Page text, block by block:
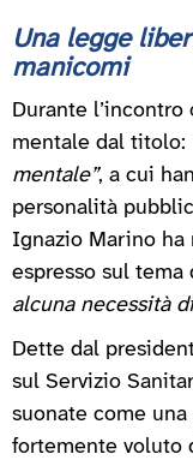
Una legge
manicomi
Durante
mentale dal titolo:
mentale”, a cui
personalità
Ignazio Marino
espresso sul
alcuna necessità
Dette dal
sul Servizio
suonate come
fortemente voluto